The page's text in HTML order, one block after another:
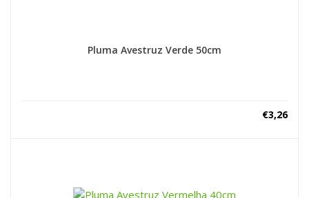
Pluma Avestruz Verde 50cm
€3,26